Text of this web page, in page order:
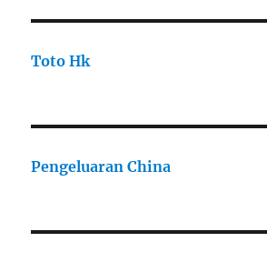
Toto Hk
Pengeluaran China